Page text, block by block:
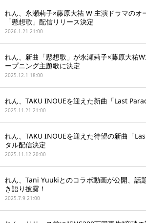
れん、永瀬莉子×藤原大祐 W 主演ドラマのオ
「懸想歌」配信リリース決定
2026.1.21 21:00
れん、新曲「懸想歌」が永瀬莉子×藤原大祐
ープニング主題歌に決定
2025.12.1 18:00
れん、TAKU INOUEを迎えた新曲「Last
2025.11.21 21:00
れん、TAKU INOUEを迎えた待望の新曲「
タル配信決定
2025.11.12 20:00
れん、Tani Yuukiとのコラボ動画が公開、話
き語り披露！
2025.7.9 21:00